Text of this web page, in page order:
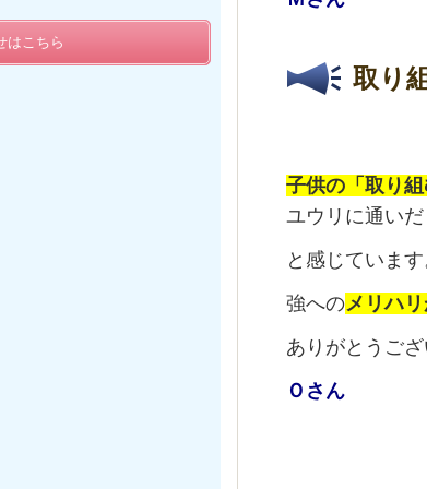
取り
子供の「取り組
ユウリに通い
と 感じていま
強へのメリハ
ありがとう
Ｏさん
はこちら